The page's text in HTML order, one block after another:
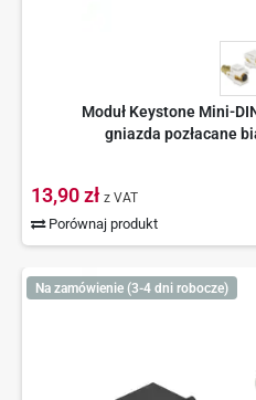
Moduł Keystone Mini-
gniazda pozłacane
13,90 zł z VAT
Porównaj produkt
Na zamówienie (3-4 dni robocze)